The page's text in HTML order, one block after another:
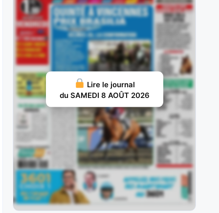
d’honneur d’un Groupe III à
JUIN 21, 2026 15
Anssio : Pris en valeur 41 après un bon début de
carrière,
JUIN 10, 2026 18
Nelliedonado : Elle a effectué tout son début de
carrière sur la
JUIN 9, 2026 18
Kaporal Carisaie : Il réalise une année 2026 de
toute beauté puisqu’il a
JUIN 8, 2026 18
Afogado : A 2 ans, The Tinker (9) n’a mis que
deux
JUIN 7, 2026 15
Lire le journal
du SAMEDI 8 AOÛT 2026